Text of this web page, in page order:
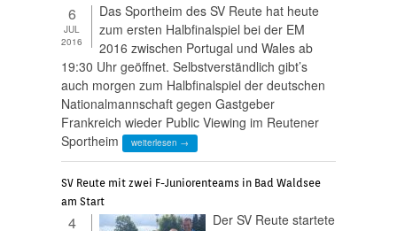
6
JUL
2016
Das Sportheim des SV Reute hat heute
zum ersten Halbfinalspiel bei der EM
2016 zwischen Portugal und Wales ab
19:30 Uhr geöffnet. Selbstverständlich gibt’s
auch morgen zum Halbfinalspiel der deutschen
Nationalmannschaft gegen Gastgeber
Frankreich wieder Public Viewing im Reutener
Sportheim
weiterlesen →
SV Reute mit zwei F-Juniorenteams in Bad Waldsee
am Start
4
Der SV Reute startete